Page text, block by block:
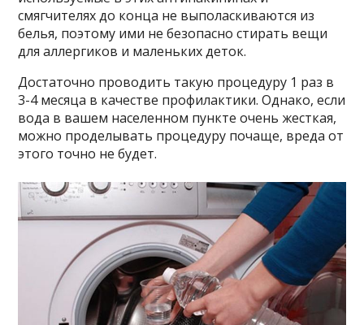
смягчителях до конца не выполаскиваются из
белья, поэтому ими не безопасно стирать вещи
для аллергиков и маленьких деток.
Достаточно проводить такую процедуру 1 раз в
3-4 месяца в качестве профилактики. Однако, если
вода в вашем населенном пункте очень жесткая,
можно проделывать процедуру почаще, вреда от
этого точно не будет.